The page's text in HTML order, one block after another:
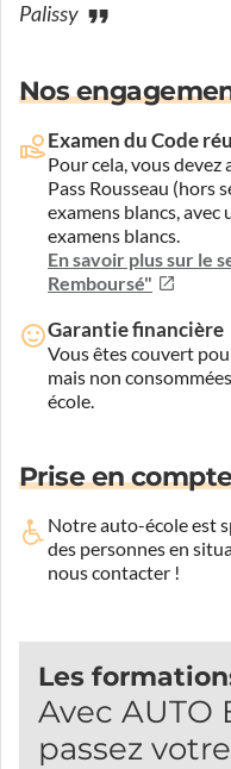
Palissy
Nos
Examen du Code
Pour cela, vous
Pass Rousseau (hors
examens blancs,
examens blancs.
En savoir plus sur le
Remboursé"
Garantie financière
Vous êtes couvert
mais non
école.
Prise en
Notre auto-école est
des personnes en
nous contacter !
Les
Avec AUTO
passez